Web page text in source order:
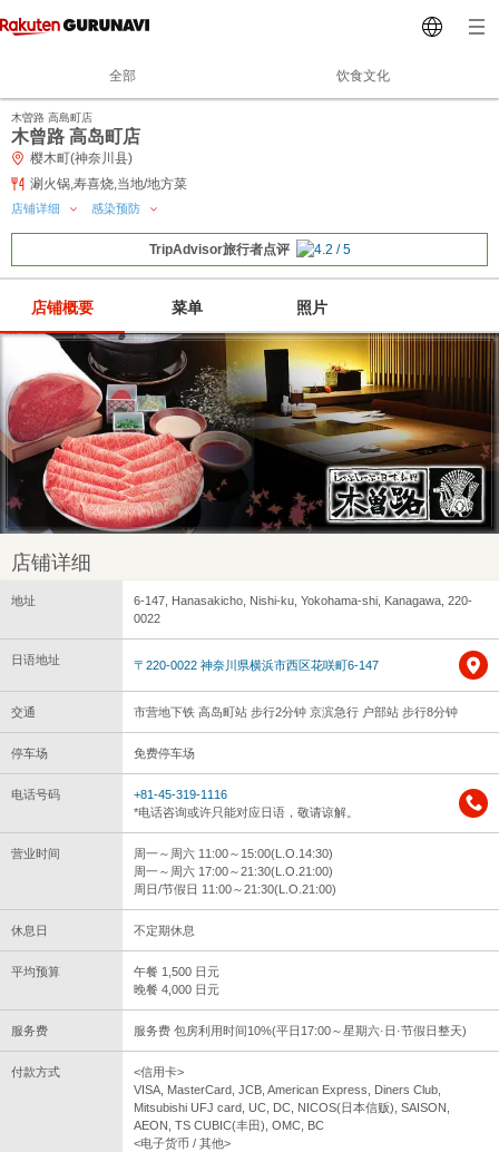
全部 饮食文化
木曽路 高島町店
木曾路 高岛町店
樱木町(神奈川县)
涮火锅,寿喜烧,当地/地方菜
店铺详细 感染预防
TripAdvisor旅行者点评
店铺概要 菜单 照片
店铺详细
地址
6-147, Hanasakicho, Nishi-ku, Yokohama-shi, Kanagawa, 220-
0022
日语地址 〒220-0022 神奈川県横浜市西区花咲町6-147
交通 市营地下铁 高岛町站 步行2分钟 京滨急行 户部站 步行8分钟
停车场 免费停车场
电话号码
+81-45-319-1116
*电话咨询或许只能对应日语，敬请谅解。
营业时间
周一～周六 11:00～15:00(L.O.14:30)
周一～周六 17:00～21:30(L.O.21:00)
周日/节假日 11:00～21:30(L.O.21:00)
休息日 不定期休息
平均预算
午餐 1,500 日元
晚餐 4,000 日元
服务费 服务费 包房利用时间10%(平日17:00～星期六·日·节假日整天)
付款方式
<信用卡>
VISA, MasterCard, JCB, American Express, Diners Club,
Mitsubishi UFJ card, UC, DC, NICOS(日本信贩), SAISON,
AEON, TS CUBIC(丰田), OMC, BC
<电子货币 / 其他>